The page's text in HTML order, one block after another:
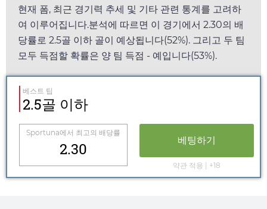
현재 폼, 최근 경기력 추세 및 기타 관련 통계를 고려하
여 이루어집니다.분석에 따르면 이 경기에서 2.30의 배
당률로 2.5골 이하 골이 예상됩니다(52%). 그리고 두 팀
모두 득점할 확률은 양 팀 득점 - 예입니다(53%).
베스트 팁
2.5골 이하
Sportuna에서 최고의 배당률
2.30 베팅하기
약관 적용 | +18